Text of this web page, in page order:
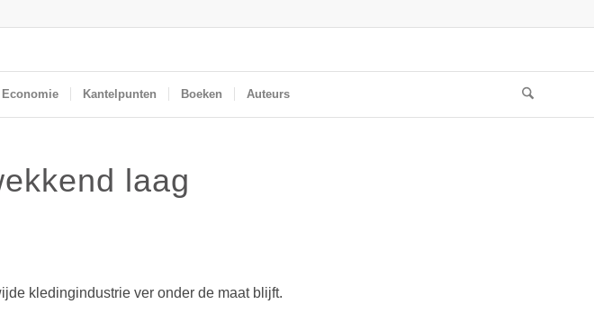
Economie Kantelpunten Boeken Auteurs
laag
kledingindustrie ver onder de maat blijft.